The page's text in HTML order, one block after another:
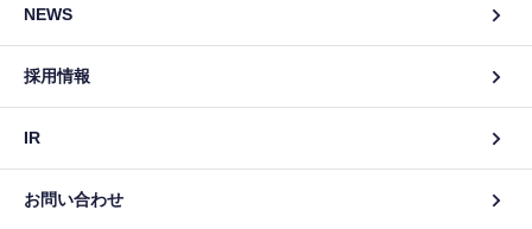
NEWS
採用情報
IR
お問い合わせ